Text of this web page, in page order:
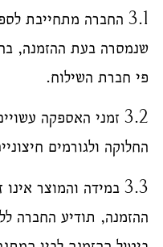
3.1 החברה מתחייבת
שנמסרה בעת ההזמנה,
פי חברת השילוח.
3.2 זמני האספקה
החלוקה ולגורמים
3.3 במידה והמוצר
ההזמנה, תודיע החברה